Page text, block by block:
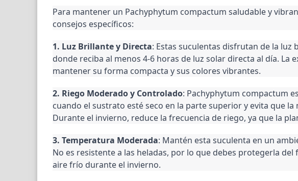
Para mantener un Pachyphytum compactum saludable y
consejos específicos:
1. Luz Brillante y Directa: Estas suculentas disfrutan de la luz
donde reciba al menos 4-6 horas de luz solar directa al día. La
mantener su forma compacta y sus colores vibrantes.
2. Riego Moderado y Controlado: Pachyphytum compactum
cuando el sustrato esté seco en la parte superior y evita que la
Durante el invierno, reduce la frecuencia de riego, ya que la
3. Temperatura Moderada: Mantén esta suculenta en un
No es resistente a las heladas, por lo que debes protegerla
aire frío durante el invierno.